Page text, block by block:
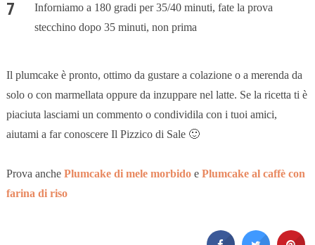
Inforniamo a 180 gradi per 35/40 minuti, fate la prova
stecchino dopo 35 minuti, non prima
Il plumcake è pronto, ottimo da gustare a colazione o a merenda da
solo o con marmellata oppure da inzuppare nel latte. Se la ricetta ti è
piaciuta lasciami un commento o condividila con i tuoi amici,
aiutami a far conoscere Il Pizzico di Sale 🙂
Prova anche Plumcake di mele morbidoe Plumcake al caffè con
farina di riso